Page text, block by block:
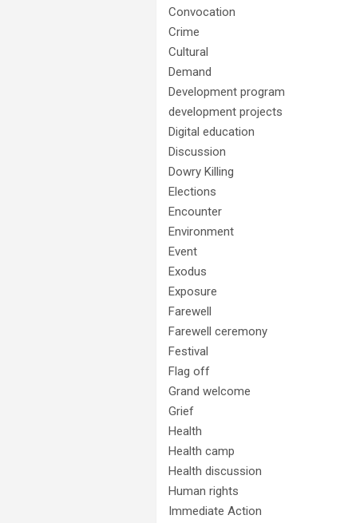
Convocation
Crime
Cultural
Demand
Development program
development projects
Digital education
Discussion
Dowry Killing
Elections
Encounter
Environment
Event
Exodus
Exposure
Farewell
Farewell ceremony
Festival
Flag off
Grand welcome
Grief
Health
Health camp
Health discussion
Human rights
Immediate Action